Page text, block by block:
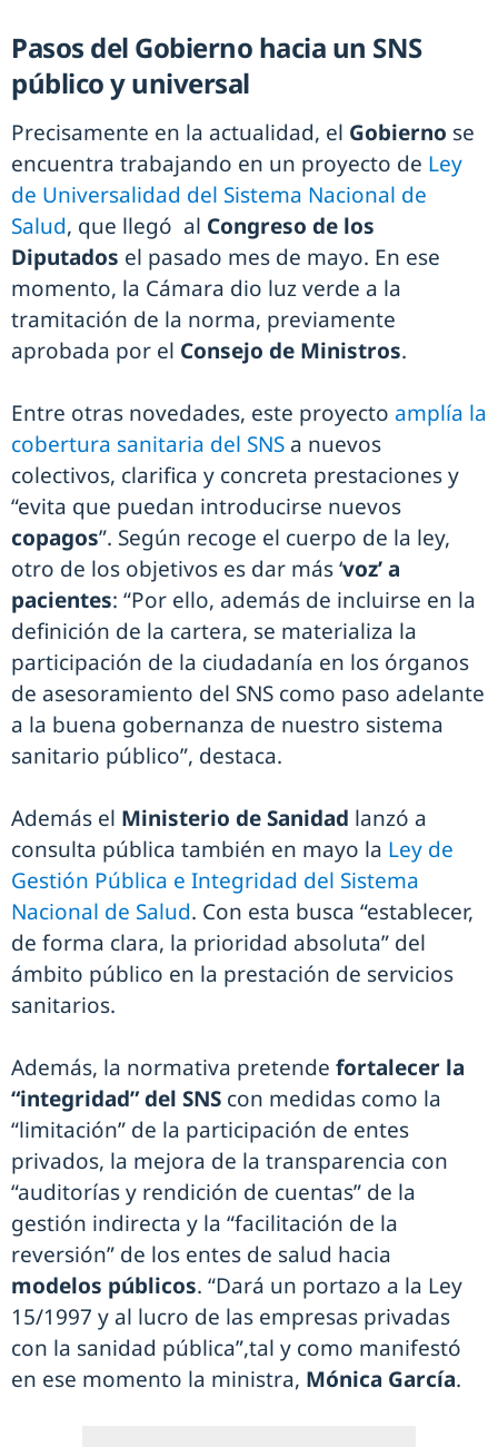
Pasos del Gobierno hacia un SNS
público y universal
Precisamente en la actualidad, el Gobierno se
encuentra trabajando en un proyecto de Ley
de Universalidad del Sistema Nacional de
Salud, que llegó al Congreso de los
Diputados el pasado mes de mayo. En ese
momento, la Cámara dio luz verde a la
tramitación de la norma, previamente
aprobada por el Consejo de Ministros.
Entre otras novedades, este proyecto amplía la
cobertura sanitaria del SNS a nuevos
colectivos, clarifica y concreta prestaciones y
“evita que puedan introducirse nuevos
copagos”. Según recoge el cuerpo de la ley,
otro de los objetivos es dar más ‘voz’ a
pacientes: “Por ello, además de incluirse en la
definición de la cartera, se materializa la
participación de la ciudadanía en los órganos
de asesoramiento del SNS como paso adelante
a la buena gobernanza de nuestro sistema
sanitario público”, destaca.
Además el Ministerio de Sanidad lanzó a
consulta pública también en mayo la Ley de
Gestión Pública e Integridad del Sistema
Nacional de Salud. Con esta busca “establecer,
de forma clara, la prioridad absoluta” del
ámbito público en la prestación de servicios
sanitarios.
Además, la normativa pretende fortalecer la
“integridad” del SNS con medidas como la
“limitación” de la participación de entes
privados, la mejora de la transparencia con
“auditorías y rendición de cuentas” de la
gestión indirecta y la “facilitación de la
reversión” de los entes de salud hacia
modelos públicos. “Dará un portazo a la Ley
15/1997 y al lucro de las empresas privadas
con la sanidad pública”,tal y como manifestó
en ese momento la ministra, Mónica García.